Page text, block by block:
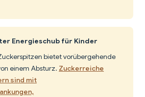
Energieschub für Kinder
bietet vorübergehende
einem Absturz. Zuckerreiche
sind mit